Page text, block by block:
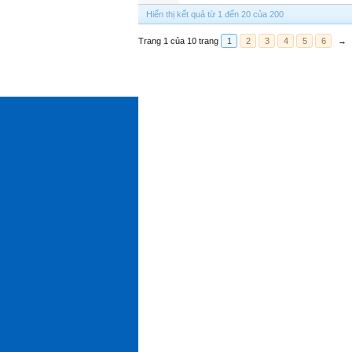
Hiển thị kết quả từ 1 đến 20 của 200
Trang 1 của 10 trang 1 2 3 4 5 6 →